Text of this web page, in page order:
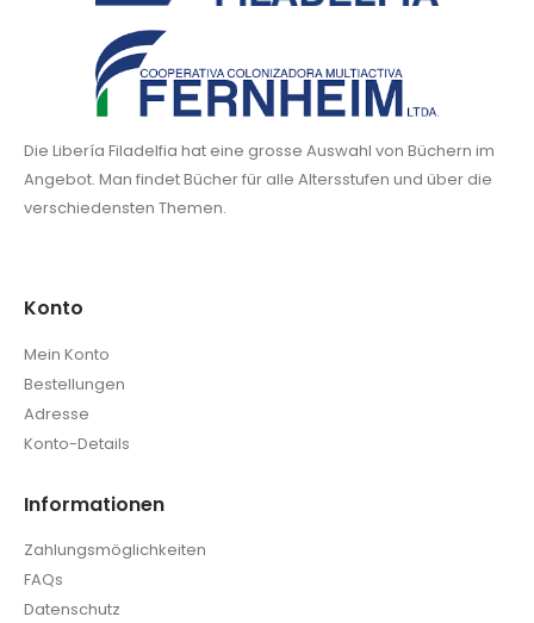
Die Libería Filadelfia hat eine grosse Auswahl von Büchern im
Angebot. Man findet Bücher für alle Altersstufen und über die
verschiedensten Themen.
Konto
Mein Konto
Bestellungen
Adresse
Konto-Details
Informationen
Zahlungsmöglichkeiten
FAQs
Datenschutz